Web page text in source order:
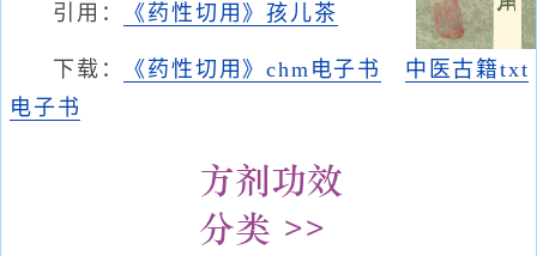
引用： 《药性切用》孩儿茶
下载： 《药性切用》chm电子书
中医古籍txt
电子书